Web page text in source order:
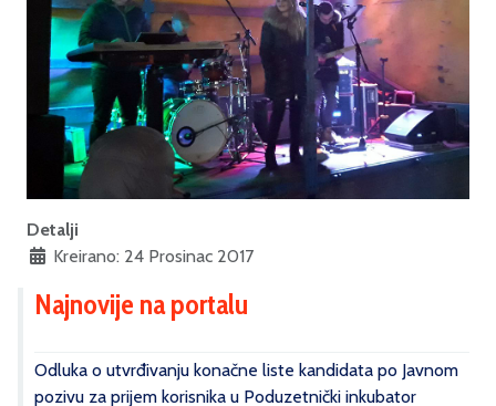
Detalji
Kreirano: 24 Prosinac 2017
Najnovije na portalu
Odluka o utvrđivanju konačne liste kandidata po Javnom
pozivu za prijem korisnika u Poduzetnički inkubator